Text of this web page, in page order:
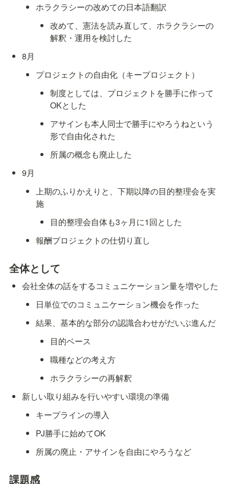
ホラクラシーの改めての日本語翻訳
改めて、憲法を読み直して、ホラクラシーの
解釈・運用を検討した
8月
プロジェクトの自由化（キープロジェクト）
制度としては、プロジェクトを勝手に作って
OKとした
アサインも本人同士で勝手にやろうねという
形で自由化された
所属の概念も廃止した
9月
上期のふりかえりと、下期以降の目的整理会を実
施
目的整理会自体も3ヶ月に1回とした
報酬プロジェクトの仕切り直し
全体として
会社全体の話をするコミュニケーション量を増やした
日単位でのコミュニケーション機会を作った
結果、基本的な部分の認識合わせがだいぶ進んだ
目的ベース
職種などの考え方
ホラクラシーの再解釈
新しい取り組みを行いやすい環境の準備
キープラインの導入
PJ勝手に始めてOK
所属の廃止・アサインを自由にやろうなど
課題感